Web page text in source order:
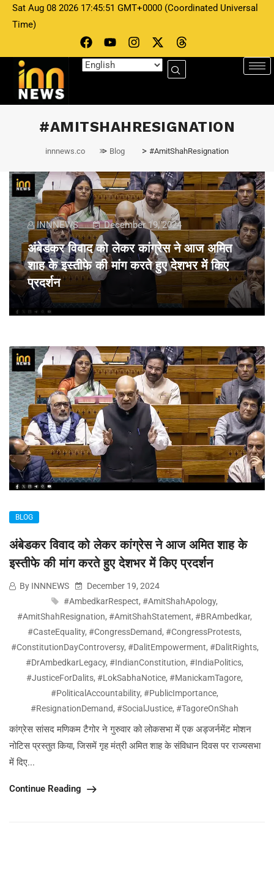
Sat Aug 08 2026 17:45:51 GMT+0000 (Coordinated Universal
Time)
#AMITSHAHRESIGNATION
innnews.co > Blog > #AmitShahResignation
INNNEWS December 19, 2024
अंबेडकर विवाद को लेकर कांग्रेस ने आज अमित
शाह के इस्तीफे की मांग करते हुए देशभर में किए
प्रदर्शन
BLOG
अंबेडकर विवाद को लेकर कांग्रेस ने आज अमित शाह के
इस्तीफे की मांग करते हुए देशभर में किए प्रदर्शन
By INNNEWS
December 19, 2024
#AmbedkarRespect, #AmitShahApology,
#AmitShahResignation, #AmitShahStatement, #BRAmbedkar,
#CasteEquality, #CongressDemand, #CongressProtests,
#ConstitutionDayControversy, #DalitEmpowerment, #DalitRights,
#DrAmbedkarLegacy, #IndianConstitution, #IndiaPolitics,
#JusticeForDalits, #LokSabhaNotice, #ManickamTagore,
#PoliticalAccountability, #PublicImportance,
#ResignationDemand, #SocialJustice, #TagoreOnShah
कांग्रेस सांसद मणिकम टैगोर ने गुरुवार को लोकसभा में एक अड्जर्नमेंट मोशन
नोटिस प्रस्तुत किया, जिसमें गृह मंत्री अमित शाह के संविधान दिवस पर राज्यसभा
में दिए...
Continue Reading